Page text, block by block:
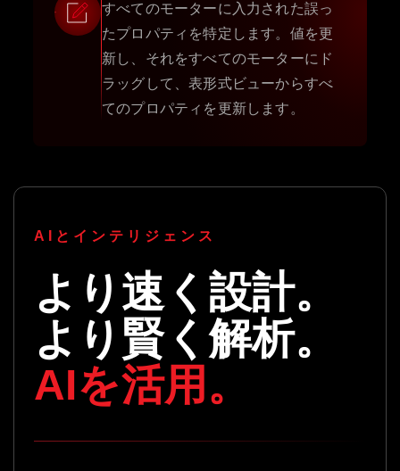
すべてのモーターに入力された誤っ
たプロパティを特定します。値を更
新し、それをすべてのモーターにド
ラッグして、表形式ビューからすべ
てのプロパティを更新します。
AIとインテリジェンス
より速く設計。
より賢く解析。
AIを活用。